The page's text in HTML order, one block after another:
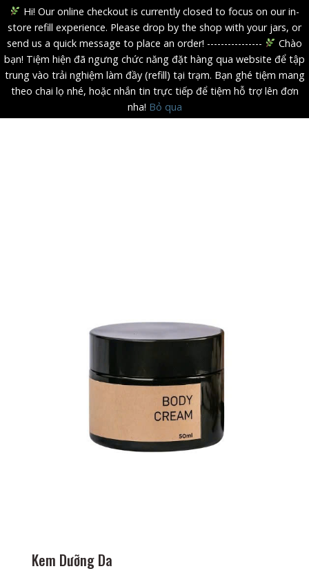
Hi! Our online checkout is currently closed to focus on our in-
store refill experience. Please drop by the shop with your jars, or
send us a quick message to place an order! ----------------
Chào
bạn! Tiệm hiện đã ngưng chức năng đặt hàng qua website để tập
trung vào trải nghiệm làm đầy (refill) tại trạm. Bạn ghé tiệm mang
theo chai lọ nhé, hoặc nhắn tin trực tiếp để tiệm hỗ trợ lên đơn
nha! Bỏ qua
Kem Dưỡng Da